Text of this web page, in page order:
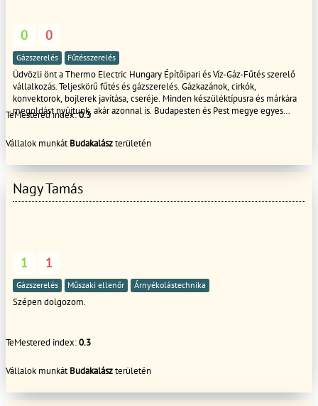
0 0
Gázszerelés Fűtésszerelés
Üdvözli önt a Thermo Electric Hungary Építőipari és Víz-Gáz-Fűtés szerelő
vállalkozás. Teljeskörű fűtés és gázszerelés. Gázkazánok, cirkók,
konvektorok, bojlerek javítása, cseréje. Minden készüléktípusra és márkára
megoldást nyújtunk, akár azonnal is. Budapesten és Pest megye egyes
Saunier) vagy kevésbé ismert, hivjon minket bizalommal. Teljeskörű
,rendszermosás Mosógép mosogató gép üzembe helyezés Teljeskőrű
lakásfelújítás: Festés, Mázolás, Hideg meleg burkolás, Gipszkarton,
Kőműves munkák Elérhetőségünk 7:00-20:00 között tudjuk hívását fogadni
TeMestered index:0.3
Vállalok munkátBudakalászterületén
Nagy Tamás
1 1
Gázszerelés Műszaki ellenőr Árnyékolástechnika
Szépen dolgozom.
TeMestered index:0.3
Vállalok munkátBudakalászterületén